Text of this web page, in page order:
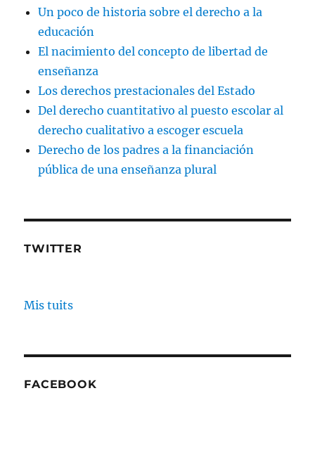
Un poco de historia sobre el derecho a la
educación
El nacimiento del concepto de libertad de
enseñanza
Los derechos prestacionales del Estado
Del derecho cuantitativo al puesto escolar al
derecho cualitativo a escoger escuela
Derecho de los padres a la financiación
pública de una enseñanza plural
TWITTER
Mis tuits
FACEBOOK